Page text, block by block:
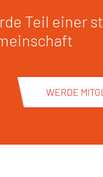
Teil einer
WERDE